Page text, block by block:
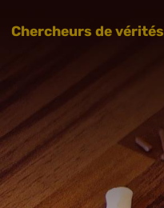
Chercheurs de vérités